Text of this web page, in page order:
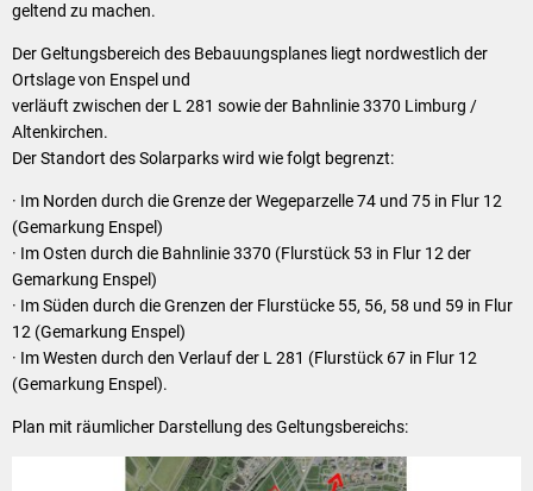
geltend zu machen.
Der Geltungsbereich des Bebauungsplanes liegt nordwestlich der
Ortslage von Enspel und
verläuft zwischen der L 281 sowie der Bahnlinie 3370 Limburg /
Altenkirchen.
Der Standort des Solarparks wird wie folgt begrenzt:
· Im Norden durch die Grenze der Wegeparzelle 74 und 75 in Flur 12
(Gemarkung Enspel)
· Im Osten durch die Bahnlinie 3370 (Flurstück 53 in Flur 12 der
Gemarkung Enspel)
· Im Süden durch die Grenzen der Flurstücke 55, 56, 58 und 59 in Flur
12 (Gemarkung Enspel)
· Im Westen durch den Verlauf der L 281 (Flurstück 67 in Flur 12
(Gemarkung Enspel).
Plan mit räumlicher Darstellung des Geltungsbereichs: